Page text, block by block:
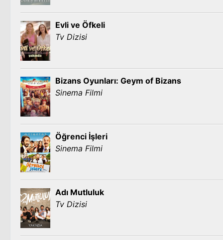
Evli ve Öfkeli
Tv Dizisi
Bizans Oyunları: Geym of Bizans
Sinema Filmi
Öğrenci İşleri
Sinema Filmi
Adı Mutluluk
Tv Dizisi